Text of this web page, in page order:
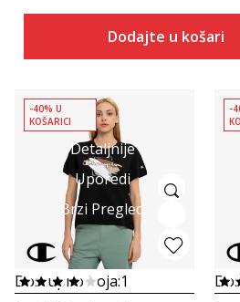
Dodajte u košaricu
Detaljnije
Uporedi
Brzi Pregled
-40% U
KOŠARICI
Dostupno boja:1
-